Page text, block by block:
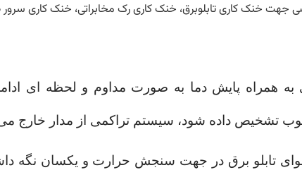
به همراه پایش دما به صورت مداوم و لحظه ای
تشخیص داده شود، سیستم تراکمی از مدار خارج
تابلو برق در جهت سنجش حرارت و یکسان نگه